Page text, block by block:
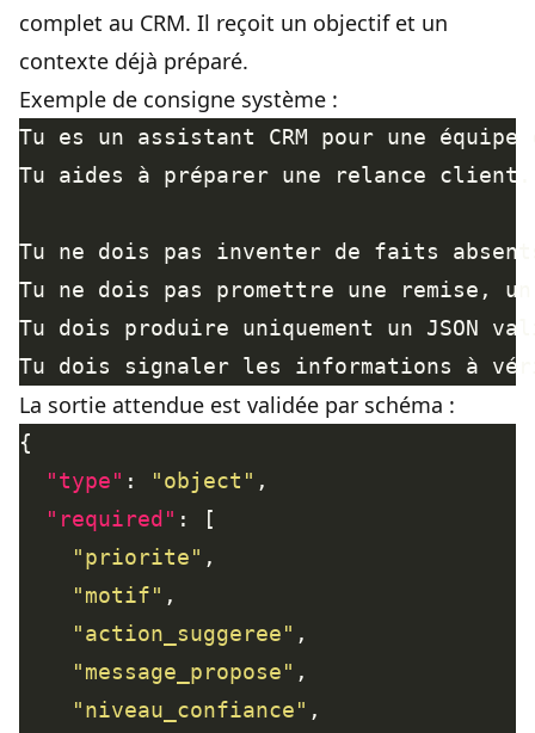
complet au CRM. Il reçoit un objectif et un
contexte déjà préparé.
Exemple de consigne système :
La sortie attendue est validée par schéma :
"type" : "object"
"required"
"priorite"
"motif"
"action_suggeree"
"message_propose"
"niveau_confiance"